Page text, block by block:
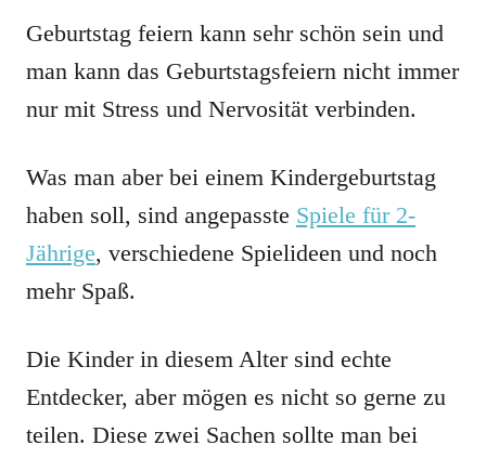
Geburtstag feiern kann sehr schön sein und
man kann das Geburtstagsfeiern nicht immer
nur mit Stress und Nervosität verbinden.
Was man aber bei einem Kindergeburtstag
haben soll, sind angepasste Spiele für 2-
Jährige, verschiedene Spielideen und noch
mehr Spaß.
Die Kinder in diesem Alter sind echte
Entdecker, aber mögen es nicht so gerne zu
teilen. Diese zwei Sachen sollte man bei